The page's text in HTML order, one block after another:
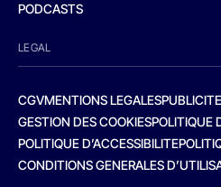
PODCASTS
LEGAL
CGVMENTIONS LEGALES
GESTION DES COOKIESPOLITIQUE
POLITIQUE D’ACCESSIBILITE
CONDITIONS GENERALES